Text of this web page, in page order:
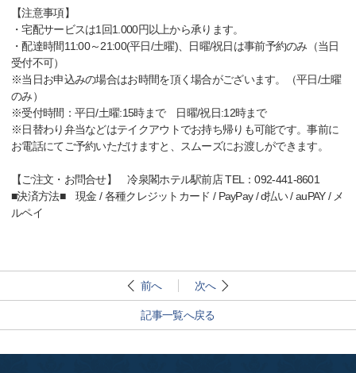
【注意事項】
・宅配サービスは1回1.000円以上から承ります。
・配達時間11:00～21:00(平日/土曜)、日曜/祝日は事前予約のみ（当日
受付不可）
※当日お申込みの場合はお時間を頂く場合がございます。（平日/土曜
のみ）
※受付時間：平日/土曜:15時まで 日曜/祝日:12時まで
※日替わり弁当などはテイクアウトでお持ち帰りも可能です。事前に
お電話にてご予約いただけますと、スムーズにお渡しができます。
【ご注文・お問合せ】 冷泉閣ホテル駅前店 TEL：092-441-8601
■決済方法■ 現金 / 各種クレジットカード / PayPay / d払い / auPAY / メ
ルペイ
前へ 次へ
記事一覧へ戻る